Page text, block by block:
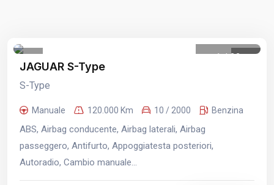
1 /22
JAGUAR S-Type
S-Type
Manuale 120.000 Km 10 / 2000 Benzina
ABS, Airbag conducente, Airbag laterali, Airbag
passeggero, Antifurto, Appoggiatesta posteriori,
Autoradio, Cambio manuale...